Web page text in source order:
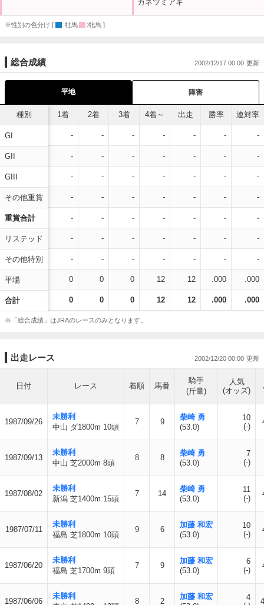
カネツミアキ
※性別の色分け [ :牡馬 :牝馬 ]
総合成績 2002/12/17 00:00
平地 障害
種別
GI
GII
GIII
その他重賞
重賞合計
リステッド
その他特別
平場
合計
1着 2着 3着 4着～ 出走 勝率 連対率
- - - - - - -
- - - - - - -
- - - - - - -
- - - - - - -
- - - - - - -
- - - - - - -
- - - - - - -
0 0 0 12 12 .000 .000
0 0 0 12 12 .000 .000
※「総合成績」はJRAのレースのみとなります。
出走レース 2002/12/20 00:00
日付 レース 着順 馬番
騎手
(斤量)
人気
(オッズ)
1987/09/26
未勝利
中山 ダ1800m 10頭
7 9
柴崎 勇
(53.0)
10
(-)
1987/09/13
未勝利
中山 芝2000m 8頭
8 8
柴崎 勇
(53.0)
7
(-)
1987/08/02
未勝利
新潟 芝1400m 15頭
7 14
柴崎 勇
(53.0)
11
(-)
1987/07/11
未勝利
福島 芝1800m 10頭
9 6
加藤 和宏
(53.0)
10
(-)
1987/06/20
未勝利
福島 芝1700m 9頭
7 9
加藤 和宏
(53.0)
6
(-)
1987/06/06
未勝利
8 2
加藤 和宏
4